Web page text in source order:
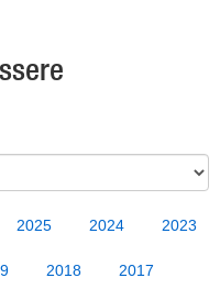
2025 2024 2023
2018 2017